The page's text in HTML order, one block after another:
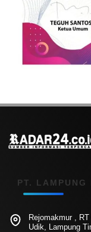
PT. LAMPUNG
Rejomakmur ,
Udik, Lampung